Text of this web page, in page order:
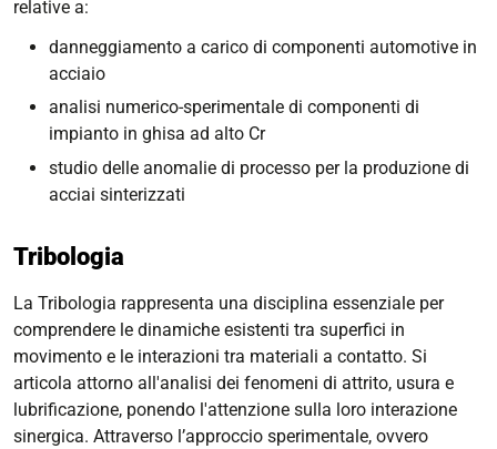
relative a:
danneggiamento a carico di componenti automotive in
acciaio
analisi numerico-sperimentale di componenti di
impianto in ghisa ad alto Cr
studio delle anomalie di processo per la produzione di
acciai sinterizzati
Tribologia
La Tribologia rappresenta una disciplina essenziale per
comprendere le dinamiche esistenti tra superfici in
movimento e le interazioni tra materiali a contatto. Si
articola attorno all'analisi dei fenomeni di attrito, usura e
lubrificazione, ponendo l'attenzione sulla loro interazione
sinergica. Attraverso l’approccio sperimentale, ovvero